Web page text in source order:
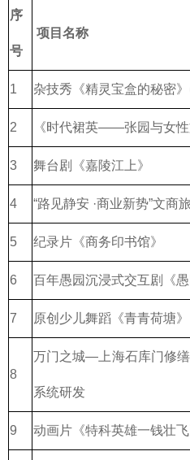
序
号
项目名称
1 杂技秀《精灵宝盒的秘密
2 《时代裙英——张园与女
3 舞台剧《嘉陵江上》
4 “路见静安 ·商业新势”文商
5 纪录片《商务印书馆》
6 百年愚园沉浸式交互剧《愚
7 原创少儿舞蹈《青青荷塘》
8
万门之城—上海石库门修
系统研发
9 动画片《特科英雄一钱壮飞